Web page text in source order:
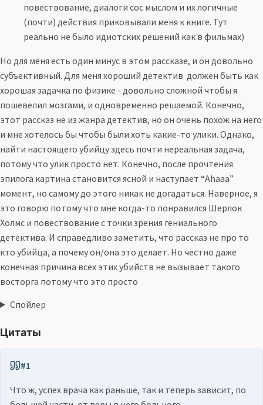
повествование, диалоги сос мыслом и их логичные
(почти) действия приковывали меня к книге. Тут
реально не было идиотских решений как в фильмах)
Но для меня есть один минус в этом рассказе, и он довольно
субъективный. Для меня хороший детектив должен быть как
хорошая задачка по физике - довольно сложной чтобы я
пошевелил мозгами, и одновременно решаемой. Конечно,
этот рассказ не из жанра детектив, но он очень похож на него
и мне хотелось бы чтобы были хоть какие-то улики. Однако,
найти настоящего убийцу здесь почти нереальная задача,
потому что улик просто нет. Конечно, после прочтения
эпилога картина становится ясной и наступает “Ahaaa”
момент, но самому до этого никак не догадаться. Наверное, я
это говорю потому что мне когда-то понравился Шерлок
Холмс и повествование с точки зрения гениального
детектива. И справедливо заметить, что рассказ не про то
кто убийца, а почему он/она это делает. Но честно даже
конечная причина всех этих убийств не вызывает такого
восторга потому что это просто
Спойлер
Цитаты
#1
Что ж, успех врача как раньше, так и теперь зависит, по